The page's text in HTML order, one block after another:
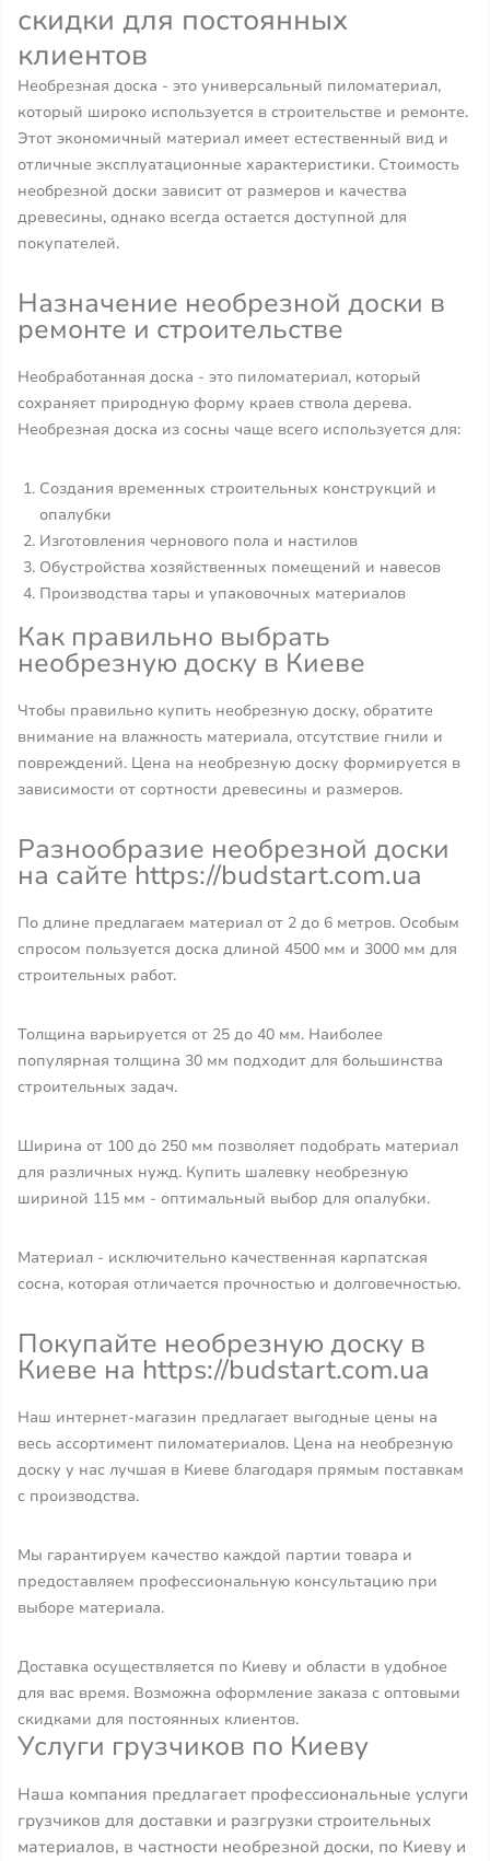
скидки для постоянных
клиентов
Необрезная доска - это универсальный пиломатериал,
который широко используется в строительстве и ремонте.
Этот экономичный материал имеет естественный вид и
отличные эксплуатационные характеристики. Стоимость
необрезной доски зависит от размеров и качества
древесины, однако всегда остается доступной для
покупателей.
Назначение необрезной доски в
ремонте и строительстве
Необработанная доска - это пиломатериал, который
сохраняет природную форму краев ствола дерева.
Необрезная доска из сосны чаще всего используется для:
Создания временных строительных конструкций и
опалубки
Изготовления чернового пола и настилов
Обустройства хозяйственных помещений и навесов
Производства тары и упаковочных материалов
Как правильно выбрать
необрезную доску в Киеве
Чтобы правильно купить необрезную доску, обратите
внимание на влажность материала, отсутствие гнили и
повреждений. Цена на необрезную доску формируется в
зависимости от сортности древесины и размеров.
Разнообразие необрезной доски
на сайте https://budstart.com.ua
По длине предлагаем материал от 2 до 6 метров. Особым
спросом пользуется доска длиной 4500 мм и 3000 мм для
строительных работ.
Толщина варьируется от 25 до 40 мм. Наиболее
популярная толщина 30 мм подходит для большинства
строительных задач.
Ширина от 100 до 250 мм позволяет подобрать материал
для различных нужд. Купить шалевку необрезную
шириной 115 мм - оптимальный выбор для опалубки.
Материал - исключительно качественная карпатская
сосна, которая отличается прочностью и долговечностью.
Покупайте необрезную доску в
Киеве на https://budstart.com.ua
Наш интернет-магазин предлагает выгодные цены на
весь ассортимент пиломатериалов. Цена на необрезную
доску у нас лучшая в Киеве благодаря прямым поставкам
с производства.
Мы гарантируем качество каждой партии товара и
предоставляем профессиональную консультацию при
выборе материала.
Доставка осуществляется по Киеву и области в удобное
для вас время. Возможна оформление заказа с оптовыми
скидками для постоянных клиентов.
Услуги грузчиков по Киеву
Наша компания предлагает профессиональные услуги
грузчиков для доставки и разгрузки строительных
материалов, в частности необрезной доски, по Киеву и